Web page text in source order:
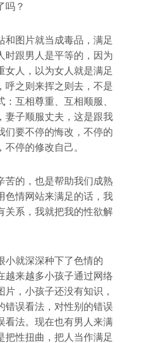
吗？
和图片就当成毒品，满足
时跟男人是平等的，因为
女人，以为女人就是满足
呼之则来挥之则去，不是
互相尊重、互相顺服、
妻子顺服丈夫，这是跟我
们要不停的悔改，不停的
停的修改自己。
苦的，也是帮助我们成熟
色情网站来满足的话，我
关系，我就把我的性欲解
小就深深种下了色情的
越来越多小孩子通过网络
，小孩子还没有知识，
错误看法，对性别的错误
看法。现在也有男人来满
把性扭曲，把人当作满足